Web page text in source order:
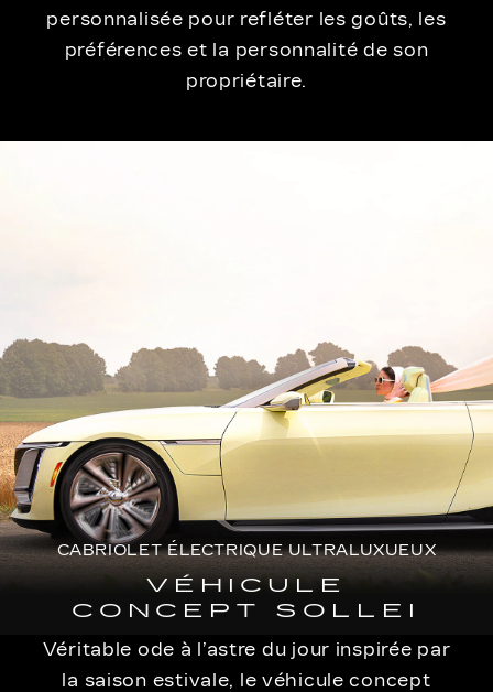
personnalisée pour refléter les goûts, les
préférences et la personnalité de son
propriétaire.
CABRIOLET ÉLECTRIQUE ULTRALUXUEUX
VÉHICULE
CONCEPT SOLLEI
Véritable ode à l’astre du jour inspirée par
la saison estivale, le véhicule concept